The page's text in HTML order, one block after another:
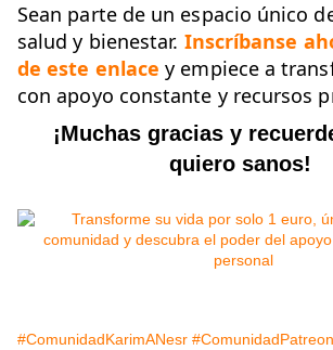
Sean parte de un espacio único
salud y bienestar. Inscríbanse
de este enlace y empiece a
con apoyo constante y recursos
¡Muchas gracias y
quiero sanos!
#ComunidadKarimANesr #ComunidadPatreon